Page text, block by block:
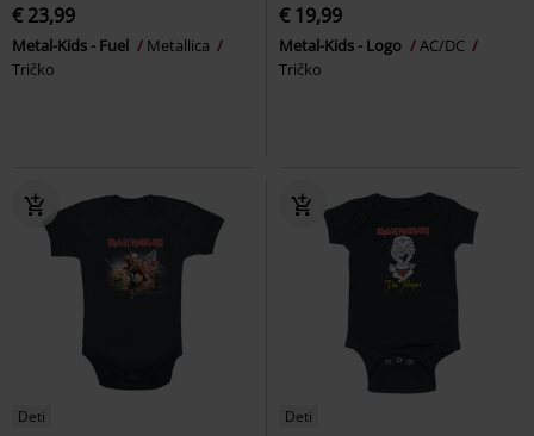
€ 23,99
Metal-Kids - Fuel
Metallica
Tričko
€ 19,99
Metal-Kids - Logo
AC/DC
Tričko
Deti Deti